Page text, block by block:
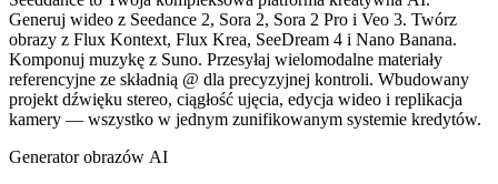
Generuj wideo z Seedance 2, Sora 2, Sora 2 Pro i Veo 3. Twórz
obrazy z Flux Kontext, Flux Krea, SeeDream 4 i Nano Banana.
Komponuj muzykę z Suno. Przesyłaj wielomodalne materiały
referencyjne ze składnią @ dla precyzyjnej kontroli. Wbudowany
projekt dźwięku stereo, ciągłość ujęcia, edycja wideo i replikacja
kamery — wszystko w jednym zunifikowanym systemie kredytów.
Generator obrazów AI